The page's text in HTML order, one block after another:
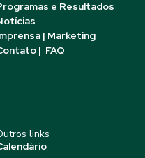
e Resultados
| Marketing
| FAQ
links